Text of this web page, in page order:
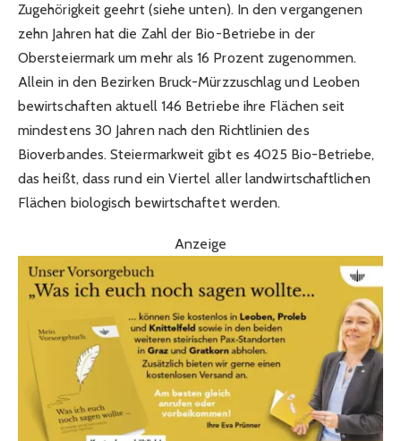
Zugehörigkeit geehrt (siehe unten). In den vergangenen
zehn Jahren hat die Zahl der Bio-Betriebe in der
Obersteiermark um mehr als 16 Prozent zugenommen.
Allein in den Bezirken Bruck-Mürzzuschlag und Leoben
bewirtschaften aktuell 146 Betriebe ihre Flächen seit
mindestens 30 Jahren nach den Richtlinien des
Bioverbandes. Steiermarkweit gibt es 4025 Bio-Betriebe,
das heißt, dass rund ein Viertel aller landwirtschaftlichen
Flächen biologisch bewirtschaftet werden.
Anzeige